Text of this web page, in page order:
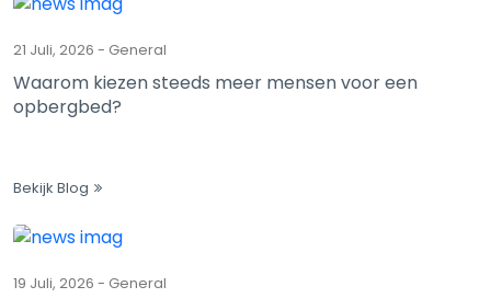
21 Juli, 2026 - General
Waarom kiezen steeds meer mensen voor een
opbergbed?
Bekijk Blog
19 Juli, 2026 - General